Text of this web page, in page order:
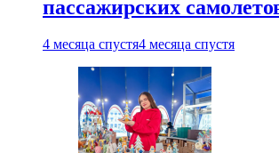
пассажирских
4 месяца спустя4 месяца спустя